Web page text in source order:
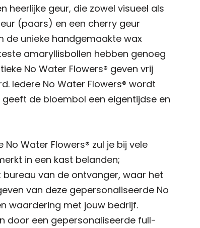
heerlijke geur, die zowel visueel als
(paars) en een cherry geur
de unieke handgemaakte wax
amaryllisbollen hebben genoeg
No Water Flowers® geven vrij
Iedere No Water Flowers® wordt
de bloembol een eigentijdse en
Water Flowers® zul je bij vele
in een kast belanden;
van de ontvanger, waar het
van deze gepersonaliseerde No
waardering met jouw bedrijf.
door een gepersonaliseerde full-